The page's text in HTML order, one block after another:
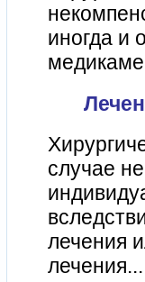
иногда и
случае
лечения